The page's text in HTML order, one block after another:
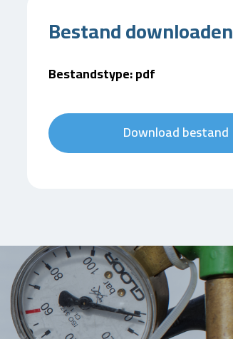
Bestand downloaden
Bestandstype: pdf
Download bestand